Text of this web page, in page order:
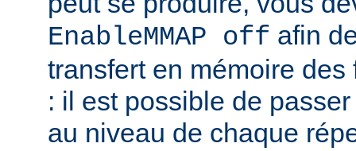
EnableMMAP off afin
transfert en mémoire
: il est possible de
au niveau de chaque